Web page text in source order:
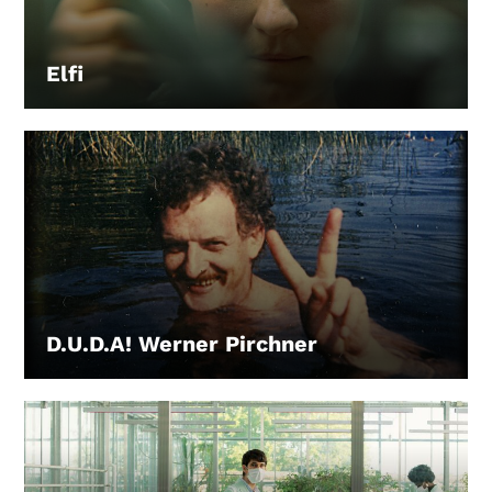
Elfi
LEIHEN
D.U.D.A! Werner Pirchner
LEIHEN